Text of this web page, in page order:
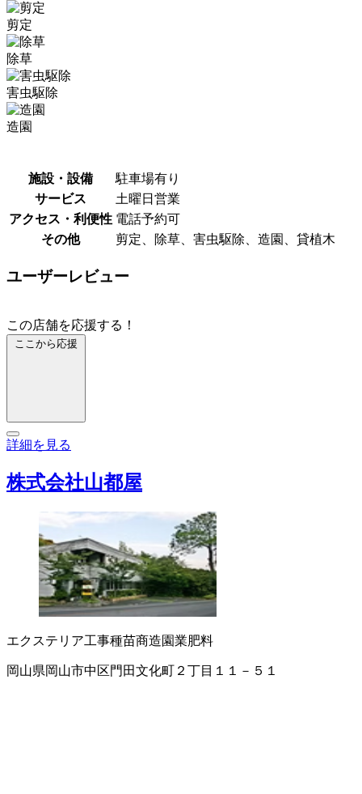
剪定
除草
害虫駆除
造園
施設・設備
駐車場有り
サービス
土曜日営業
アクセス・利便性 電話予約可
その他
剪定、除草、害虫駆除、造園、貸植木
ユーザーレビュー
この店舗を応援する！
ここから応援
詳細を見る
株式会社山都屋
エクステリア工事種苗商造園業肥料
岡山県岡山市中区門田文化町２丁目１１－５１